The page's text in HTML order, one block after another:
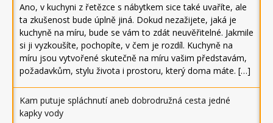
Ano, v kuchyni z řetězce s nábytkem sice také uvaříte, ale
ta zkušenost bude úplně jiná. Dokud nezažijete, jaká je
kuchyně na míru, bude se vám to zdát neuvěřitelné. Jakmile
si ji vyzkoušíte, pochopíte, v čem je rozdíl. Kuchyně na
míru jsou vytvořené skutečně na míru vašim představám,
požadavkům, stylu života i prostoru, který doma máte. […]
Kam putuje spláchnutí aneb dobrodružná cesta jedné
kapky vody